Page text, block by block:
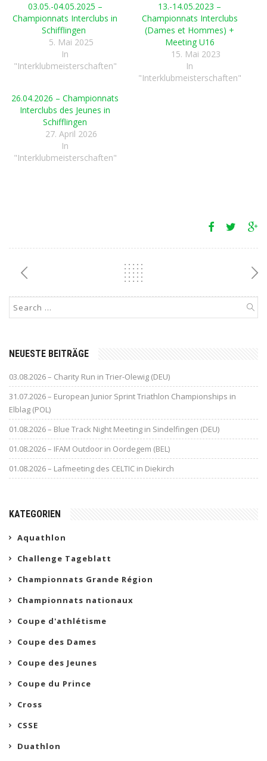
03.05.-04.05.2025 –
Championnats Interclubs in
Schifflingen
5. Mai 2025
In
"Interklubmeisterschaften"
13.-14.05.2023 –
Championnats Interclubs
(Dames et Hommes) +
Meeting U16
15. Mai 2023
In
"Interklubmeisterschaften"
26.04.2026 – Championnats
Interclubs des Jeunes in
Schifflingen
27. April 2026
In
"Interklubmeisterschaften"
NEUESTE BEITRÄGE
03.08.2026 – Charity Run in Trier-Olewig (DEU)
31.07.2026 – European Junior Sprint Triathlon Championships in
Elblag (POL)
01.08.2026 – Blue Track Night Meeting in Sindelfingen (DEU)
01.08.2026 – IFAM Outdoor in Oordegem (BEL)
01.08.2026 – Lafmeeting des CELTIC in Diekirch
KATEGORIEN
Aquathlon
Challenge Tageblatt
Championnats Grande Région
Championnats nationaux
Coupe d'athlétisme
Coupe des Dames
Coupe des Jeunes
Coupe du Prince
Cross
CSSE
Duathlon